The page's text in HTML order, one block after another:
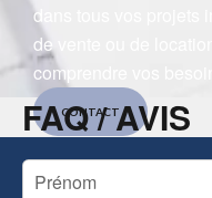
dans tous vos projets
de vente ou de
comprendre vos
CONTACT
FAQ / AVIS